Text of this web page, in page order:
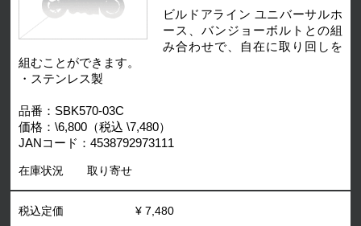
ビルドアライン ユニバーサルホ
ース、バンジョーボルトとの組
み合わせで、自在に取り回しを
組むことができます。
・ステンレス製
品番：SBK570-03C
価格：\6,800（税込 \7,480）
JANコード：4538792973111
在庫状況 取り寄せ
税込定価
¥ 7,480